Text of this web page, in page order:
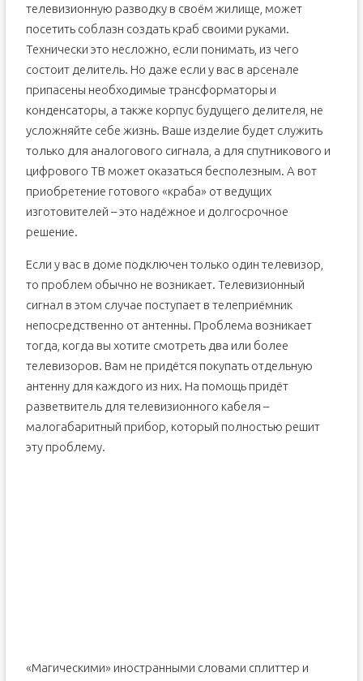
телевизионную разводку в своём жилище, может
посетить соблазн создать краб своими руками.
Технически это несложно, если понимать, из чего
состоит делитель. Но даже если у вас в арсенале
припасены необходимые трансформаторы и
конденсаторы, а также корпус будущего делителя, не
усложняйте себе жизнь. Ваше изделие будет служить
только для аналогового сигнала, а для спутникового и
цифрового ТВ может оказаться бесполезным. А вот
приобретение готового «краба» от ведущих
изготовителей – это надёжное и долгосрочное
решение.
Если у вас в доме подключен только один телевизор,
то проблем обычно не возникает. Телевизионный
сигнал в этом случае поступает в телеприёмник
непосредственно от антенны. Проблема возникает
тогда, когда вы хотите смотреть два или более
телевизоров. Вам не придётся покупать отдельную
антенну для каждого из них. На помощь придёт
разветвитель для телевизионного кабеля –
малогабаритный прибор, который полностью решит
эту проблему.
«Магическими» иностранными словами сплиттер и